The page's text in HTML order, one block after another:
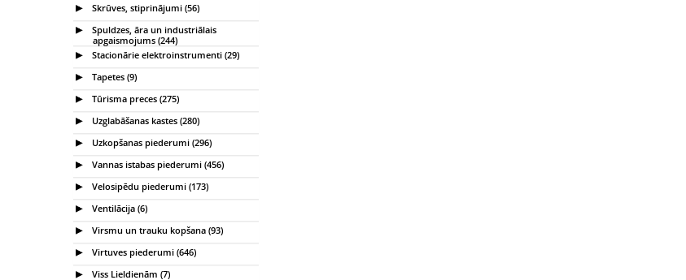
Skrūves, stiprinājumi (56)
Spuldzes, āra un industriālais
apgaismojums (244)
Stacionārie elektroinstrumenti (29)
Tapetes (9)
Tūrisma preces (275)
Uzglabāšanas kastes (280)
Uzkopšanas piederumi (296)
Vannas istabas piederumi (456)
Velosipēdu piederumi (173)
Ventilācija (6)
Virsmu un trauku kopšana (93)
Virtuves piederumi (646)
Viss Lieldienām (7)